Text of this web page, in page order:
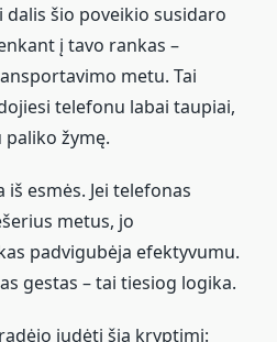
dalis šio poveikio susidaro
į tavo rankas –
metu. Tai
telefonu labai taupiai,
žymę.
iš esmės. Jei telefonas
metus, jo
padvigubėja efektyvumu.
gestas – tai tiesiog logika.
judėti šia kryptimi: